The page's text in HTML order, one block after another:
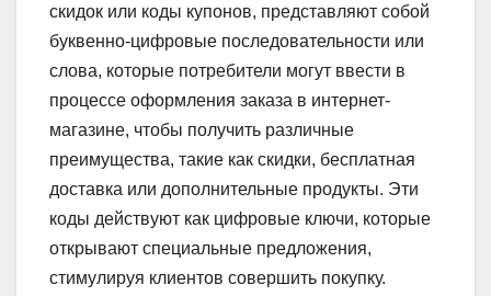
скидок или коды купонов, представляют собой
буквенно-цифровые последовательности или
слова, которые потребители могут ввести в
процессе оформления заказа в интернет-
магазине, чтобы получить различные
преимущества, такие как скидки, бесплатная
доставка или дополнительные продукты. Эти
коды действуют как цифровые ключи, которые
открывают специальные предложения,
стимулируя клиентов совершить покупку.